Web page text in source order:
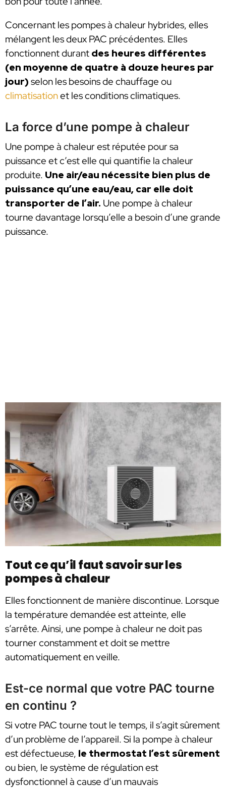
Concernant les pompes à chaleur hybrides, elles
mélangent les deux PAC précédentes. Elles
fonctionnent durant des heures différentes
(en moyenne de quatre à douze heures par
jour) selon les besoins de chauffage ou
climatisationet les conditions climatiques.
La force d’une pompe à chaleur
Une pompe à chaleur est réputée pour sa
puissance et c’est elle qui quantifie la chaleur
produite. Une air/eau nécessite bien plus de
puissance qu’une eau/eau, car elle doit
transporter de l’air. Une pompe à chaleur
tourne davantage lorsqu’elle a besoin d’une grande
puissance.
Tout ce qu’il faut savoir sur les
pompes à chaleur
Elles fonctionnent de manière discontinue. Lorsque
la température demandée est atteinte, elle
s’arrête. Ainsi, une pompe à chaleur ne doit pas
tourner constamment et doit se mettre
automatiquement en veille.
Est-ce normal que votre PAC tourne
en continu ?
Si votre PAC tourne tout le temps, il s’agit sûrement
d’un problème de l’appareil. Si la pompe à chaleur
est défectueuse, le thermostat l’est sûrement
ou bien, le système de régulation est
dysfonctionnel à cause d’un mauvais